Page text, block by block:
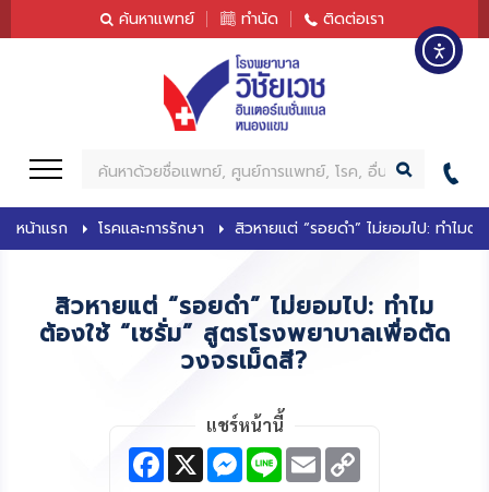
ค้นหาแพทย์ ทำนัด ติดต่อเรา
ห
า
หน้าแรก โรคและการรักษา สิวหายแต่ “รอยดำ” ไม่ยอมไป: ทำไมต้อ
สิวหายแต่ “รอยดำ” ไม่ยอมไป: ทำไม
ต้องใช้ “เซรั่ม” สูตรโรงพยาบาลเพื่อตัด
วงจรเม็ดสี?
แชร์หน้านี้
F
X M
e
L E
m